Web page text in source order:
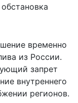
временно
из России.
запрет
внутреннего
регионов.